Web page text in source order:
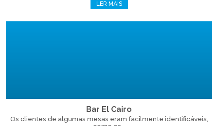
LER MAIS
Bar El Cairo
Os clientes de algumas mesas eram facilmente identificáveis,